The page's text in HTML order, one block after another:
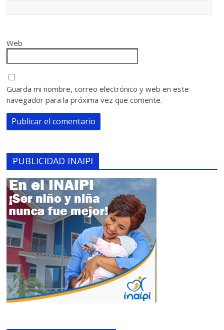
Web
Guarda mi nombre, correo electrónico y web en este
navegador para la próxima vez que comente.
PUBLICIDAD INAIPI